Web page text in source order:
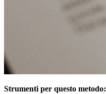
Strumenti per questo metodo: